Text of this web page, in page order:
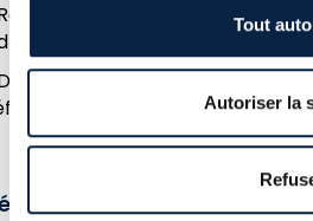
Tout
Autoriser la
l’accès aux
IP légitimes
FortiCloud SSO : se
pour les détails